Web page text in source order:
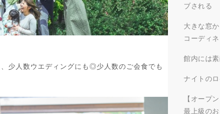
少人数ウエディングにも◎少人数のご会食でも
ブされる
大きな窓
コーディ
館内には
ナイトの
【オープ
最上級の